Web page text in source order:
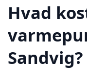
Hvad
Sandvig?